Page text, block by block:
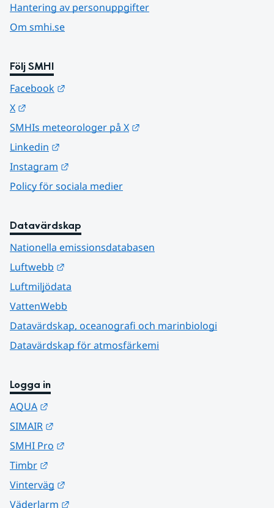
Hantering av personuppgifter
Om smhi.se
Följ SMHI
Facebook
X
SMHIs meteorologer på X
Linkedin
Instagram
Policy för sociala medier
Datavärdskap
Nationella emissionsdatabasen
Luftwebb
Luftmiljödata
VattenWebb
Datavärdskap, oceanografi och marinbiologi
Datavärdskap för atmosfärkemi
Logga in
AQUA
SIMAIR
SMHI Pro
Timbr
Vinterväg
Väderlarm